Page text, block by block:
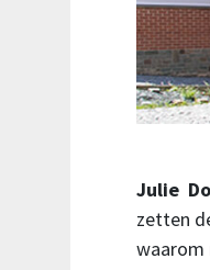
Julie
zetten
waarom